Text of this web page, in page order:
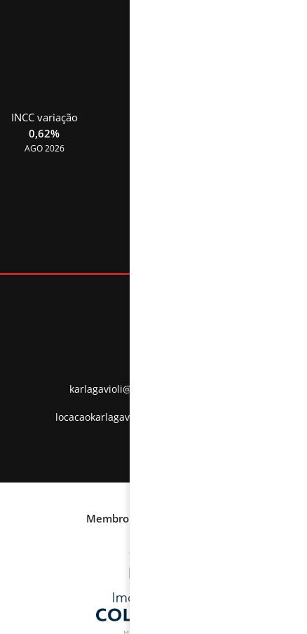
INCC variação
0,62%
AGO 2026
karlagavioli@portalnet.com.br
locacaokarlagavioli@hotmail.com
Membro das